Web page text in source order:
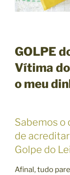
GOLPE
Vítima
o meu
Sabemos o
de
Golpe do
Afinal, tudo